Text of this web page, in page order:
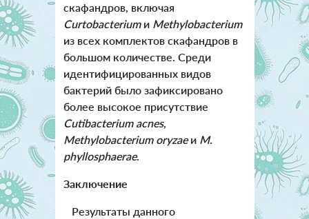
скафандров, включая
Curtobacteriumи Methylobacterium
из всех комплектов скафандров в
большом количестве. Среди
идентифицированных видов
бактерий было зафиксировано
более высокое присутствие
Cutibacterium acnes,
Methylobacterium oryzaeи M.
phyllosphaerae.
Заключение
Результаты данного